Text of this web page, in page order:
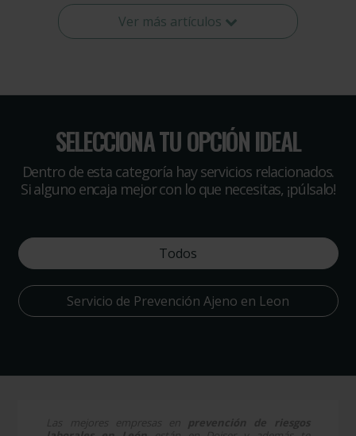
Ver más artículos
SELECCIONA TU OPCIÓN IDEAL
Dentro de esta categoría hay servicios relacionados.
Si alguno encaja mejor con lo que necesitas, ¡púlsalo!
Todos
Servicio de Prevención Ajeno en Leon